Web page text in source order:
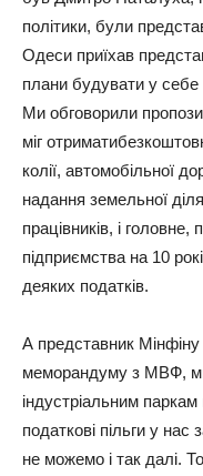
політики, були
Одеси приїхав
плани будувати у себе
Ми обговорили
міг
колії, автомобільної
надання земельної
працівників, і головне,
підприємства на 10
деяких податків.
А представник
меморандуму з МВФ,
індустріальним
податкові пільги у
не можемо і так далі.